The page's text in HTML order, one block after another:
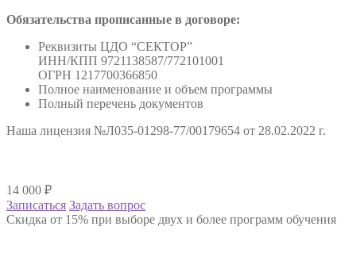
Обязательства прописанные в договоре:
Реквизиты ЦДО “СЕКТОР”
ИНН/КПП 9721138587/772101001
ОГРН 1217700366850
Полное наименование и объем программы
Полный перечень документов
Наша лицензия №Л035-01298-77/00179654 от 28.02.2022 г.
14 000 ₽
Записаться Задать вопрос
Скидка от 15% при выборе двух и более программ обучения